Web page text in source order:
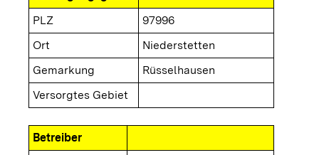
PLZ
97996
Ort
Niederstetten
Gemarkung
Rüsselhausen
Versorgtes Gebiet
Betreiber